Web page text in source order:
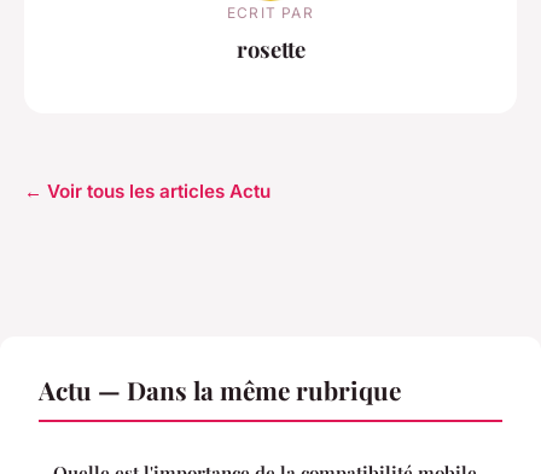
ECRIT PAR
rosette
← Voir tous les articles Actu
Actu — Dans la même rubrique